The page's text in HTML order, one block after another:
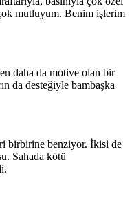
mutluyum. Benim işlerim
daha da motive olan bir
da desteğiyle bambaşka
birbirine benziyor. İkisi de
Sahada kötü